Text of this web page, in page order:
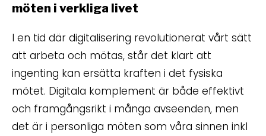
möten i verkliga livet
I en tid där digitalisering revolutionerat vårt sätt
att arbeta och mötas, står det klart att
ingenting kan ersätta kraften i det fysiska
mötet. Digitala komplement är både effektivt
och framgångsrikt i många avseenden, men
det är i personliga möten som våra sinnen inkl